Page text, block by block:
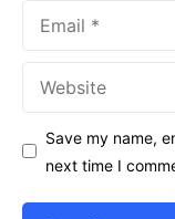
Save my name,
next time I